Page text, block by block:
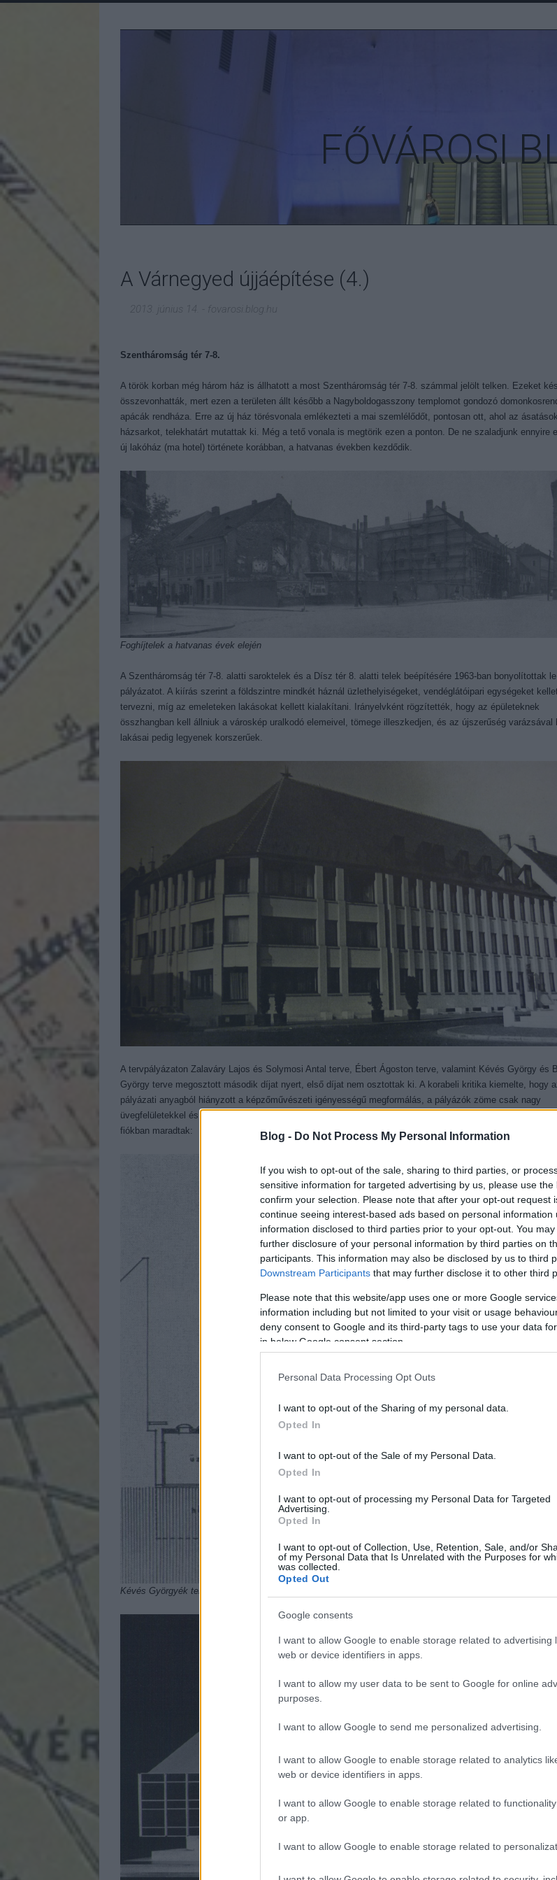
Blog - Do Not Process My Personal Information
If you wish to opt-out of the sale, sharing to third parties, or
sensitive information for targeted advertising by us, please use
confirm your selection. Please note that after your opt-out request
continue seeing interest-based ads based on personal information
information disclosed to third parties prior to your opt-out. You
further disclosure of your personal information by third parties on
participants. This information may also be disclosed by us to third
Downstream Participants that may further disclose it to other third
Please note that this website/app uses one or more Google
information including but not limited to your visit or usage
deny consent to Google and its third-party tags to use your data
in below Google consent section.
Personal Data Processing Opt Outs
I want to opt-out of the Sharing of my personal data.
Opted In
I want to opt-out of the Sale of my Personal Data.
Opted In
I want to opt-out of processing my Personal Data for Targeted
Advertising.
Opted In
I want to opt-out of Collection, Use, Retention, Sale, and/or
of my Personal Data that Is Unrelated with the Purposes for
was collected.
Opted Out
Google consents
I want to allow Google to enable storage related to advertising
web or device identifiers in apps.
I want to allow my user data to be sent to Google for online
purposes.
I want to allow Google to send me personalized advertising.
I want to allow Google to enable storage related to analytics
web or device identifiers in apps.
I want to allow Google to enable storage related to
or app.
I want to allow Google to enable storage related to
FŐVÁROSI
A Várnegyed újjáépítése (4.)
2013. június 14. fovarosi.blog.hu
Szentháromság tér 7-8.
A török korban még három ház is állhatott a most Szentháromság tér 7-8. számmal jelölt telken. Ezeket
összevonhatták, mert ezen a területen állt később a Nagyboldogasszony templomot gondozó
apácák rendháza. Erre az új ház törésvonala emlékezteti a mai szemlélődőt, pontosan ott, ahol az
házsarkot, telekhatárt mutattak ki. Még a tető vonala is megtörik ezen a ponton. De ne szaladjunk ennyire
új lakóház (ma hotel) története korábban, a hatvanas években kezdődik.
Foghíjtelek a hatvanas évek elején
A Szentháromság tér 7-8. alatti saroktelek és a Dísz tér 8. alatti telek beépítésére 1963-ban bonyolítottak
pályázatot. A kiírás szerint a földszintre mindkét háznál üzlethelyiségeket, vendéglátóipari egységeket
tervezni, míg az emeleteken lakásokat kellett kialakítani. Irányelvként rögzítették, hogy az épületeknek
összhangban kell állniuk a városkép uralkodó elemeivel, tömege illeszkedjen, és az újszerűség varázsával
lakásai pedig legyenek korszerűek.
A tervpályázaton Zalaváry Lajos és Solymosi Antal terve, Ébert Ágoston terve, valamint Kévés György és
György terve megosztott második díjat nyert, első díjat nem osztottak ki. A korabeli kritika kiemelte, hogy
pályázati anyagból hiányzott a képzőművészeti igényességű megformálás, a pályázók zöme csak nagy
üvegfelületekkel és ismétlődő elemek alkalmazásával kísérletezett. Így talán érthető is, hogy ezek a tervek
fiókban maradtak:
Kévés Györgyék tervének keresztmetszeti rajza. Kép: Magyar Építőművészet, 1969